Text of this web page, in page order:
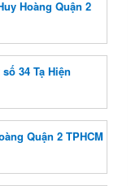
Hoàng Quận 2
34 Tạ Hiện
Quận 2 TPHCM